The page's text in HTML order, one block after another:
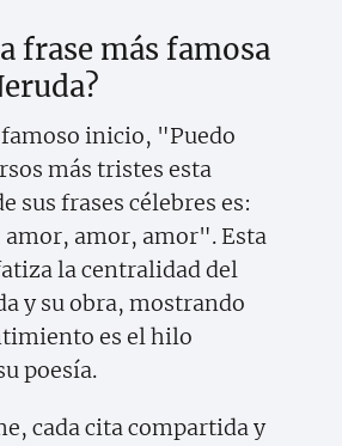
frase más famosa
famoso inicio, "Puedo
más tristes esta
sus frases célebres es:
amor, amor". Esta
la centralidad del
y su obra, mostrando
es el hilo
poesía.
cada cita compartida y